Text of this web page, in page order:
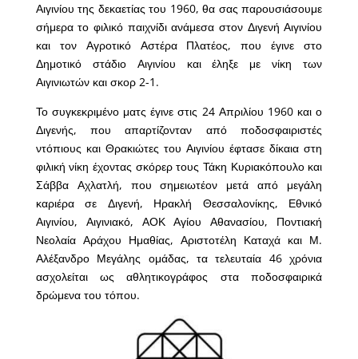
Αιγινίου της δεκαετίας του 1960, θα σας παρουσιάσουμε
σήμερα το φιλικό παιχνίδι ανάμεσα στον Διγενή Αιγινίου
και τον Αγροτικό Αστέρα Πλατέος, που έγινε στο
Δημοτικό στάδιο Αιγινίου και έληξε με νίκη των
Αιγινιωτών και σκορ 2-1.
Το συγκεκριμένο ματς έγινε στις 24 Απριλίου 1960 και ο
Διγενής, που απαρτίζονταν από ποδοσφαιριστές
ντόπιους και Θρακιώτες του Αιγινίου έφτασε δίκαια στη
φιλική νίκη έχοντας σκόρερ τους Τάκη Κυριακόπουλο και
Σάββα Αχλατλή, που σημειωτέον μετά από μεγάλη
καριέρα σε Διγενή, Ηρακλή Θεσσαλονίκης, Εθνικό
Αιγινίου, Αιγινιακό, ΑΟΚ Αγίου Αθανασίου, Ποντιακή
Νεολαία Αράχου Ημαθίας, Αριστοτέλη Καταχά και Μ.
Αλέξανδρο Μεγάλης ομάδας, τα τελευταία 46 χρόνια
ασχολείται ως αθλητικογράφος στα ποδοσφαιρικά
δρώμενα του τόπου.